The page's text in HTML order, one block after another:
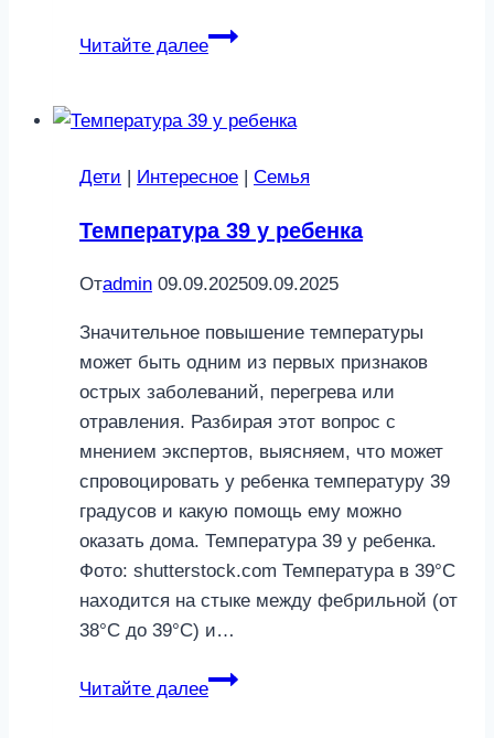
Читайте далее
Умение
Дети Интересное Семья
Температура 39 у ребенка
Отadmin 09.09.202509.09.2025
Значительное повышение температуры
может быть одним из первых признаков
острых заболеваний, перегрева или
отравления. Разбирая этот вопрос с
мнением экспертов, выясняем, что может
спровоцировать у ребенка температуру 39
градусов и какую помощь ему можно
оказать дома. Температура 39 у ребенка.
Фото: shutterstock.com Температура в 39°С
находится на стыке между фебрильной (от
38°С до 39°С) и…
Читайте далее
Температура